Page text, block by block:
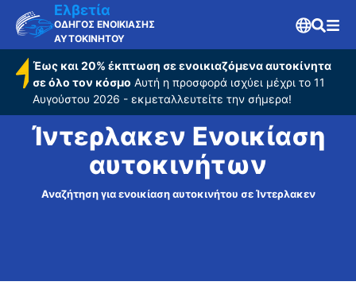
Ελβετία
ΟΔΗΓΟΣ ΕΝΟΙΚΙΑΣΗΣ
ΑΥΤΟΚΙΝΗΤΟΥ
Έως και 20% έκπτωση σε ενοικιαζόμενα αυτοκίνητα
σε όλο τον κόσμο Αυτή η προσφορά ισχύει μέχρι το 11
Αυγούστου 2026 - εκμεταλλευτείτε την σήμερα!
Ίντερλακεν Ενοικίαση
αυτοκινήτων
Αναζήτηση για ενοικίαση αυτοκινήτου σε Ίντερλακεν